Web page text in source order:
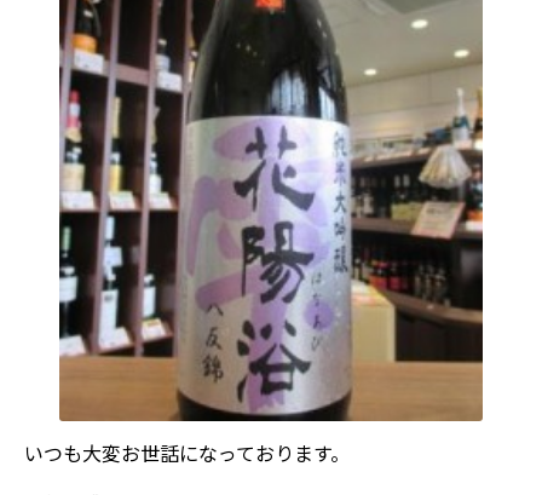
いつも大変お世話になっております。